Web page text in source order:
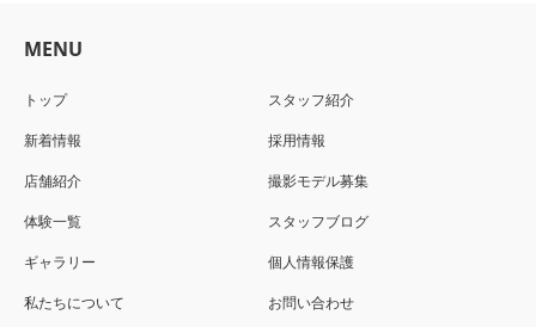
MENU
トップ
新着情報
店舗紹介
体験一覧
ギャラリー
私たちについて
スタッフ紹介
採用情報
撮影モデル募集
スタッフブログ
個人情報保護
お問い合わせ